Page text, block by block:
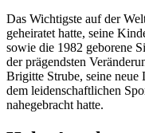
Das Wichtigste auf der
geheiratet hatte, seine
sowie die 1982 geborene
der prägendsten
Brigitte Strube, seine neue
dem leidenschaftlichen
nahegebracht hatte.